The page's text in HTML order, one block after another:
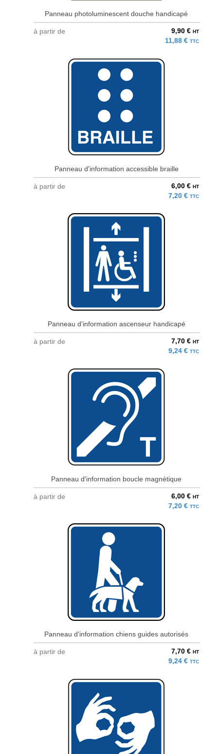
Panneau photoluminescent douche handicapé
à partir de 9,90 € HT
11,88 € TTC
Panneau d'information accessible braille
à partir de 6,00 € HT
7,20 € TTC
Panneau d'information ascenseur handicapé
à partir de 7,70 € HT
9,24 € TTC
Panneau d'information boucle magnétique
à partir de 6,00 € HT
7,20 € TTC
Panneau d'information chiens guides autorisés
à partir de 7,70 € HT
9,24 € TTC